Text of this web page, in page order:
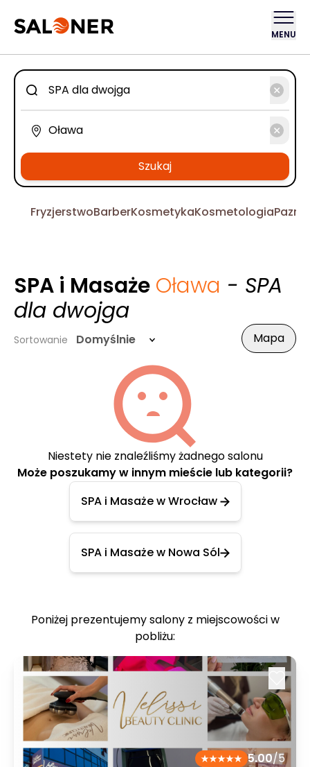
MENU
Szukaj
FryzjerstwoBarberKosmetykaKosmetologia
SPA i Masaże Oława - SPA
dla dwojga
Sortowanie Domyślnie Mapa
Niestety nie znaleźliśmy żadnego salonu
Może poszukamy w innym mieście lub kategorii?
SPA i Masaże w Wrocław
SPA i Masaże w Nowa Sól
Poniżej prezentujemy salony z miejscowości w
pobliżu:
5.00/5